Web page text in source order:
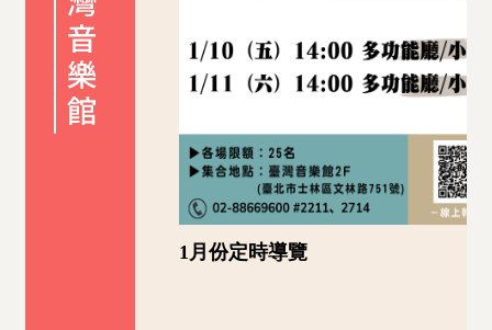
1月份定時導覽